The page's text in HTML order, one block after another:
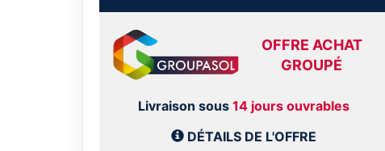
OFFRE ACHAT
GROUPÉ
Livraison sous 14 jours ouvrables
DÉTAILS DE L'OFFRE